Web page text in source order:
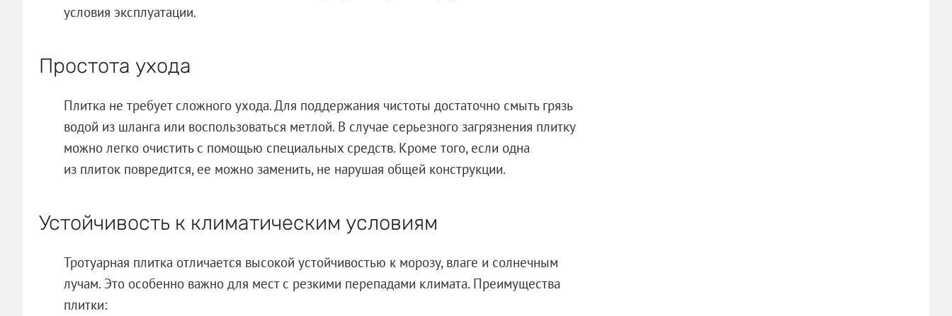
условия эксплуатации.
Простота ухода
Плитка не требует сложного ухода. Для поддержания чистоты достаточно смыть грязь
водой из шланга или воспользоваться метлой. В случае серьезного загрязнения плитку
можно легко очистить с помощью специальных средств. Кроме того, если одна
из плиток повредится, ее можно заменить, не нарушая общей конструкции.
Устойчивость к климатическим условиям
Тротуарная плитка отличается высокой устойчивостью к морозу, влаге и солнечным
лучам. Это особенно важно для мест с резкими перепадами климата. Преимущества
плитки: